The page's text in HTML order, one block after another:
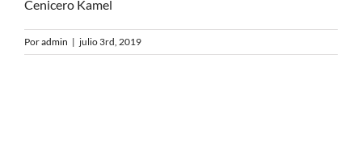
Cenicero Kamel
Poradmin | julio 3rd, 2019